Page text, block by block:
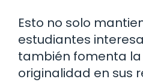
Esto no solo
estudiantes
también fomenta
originalidad en sus